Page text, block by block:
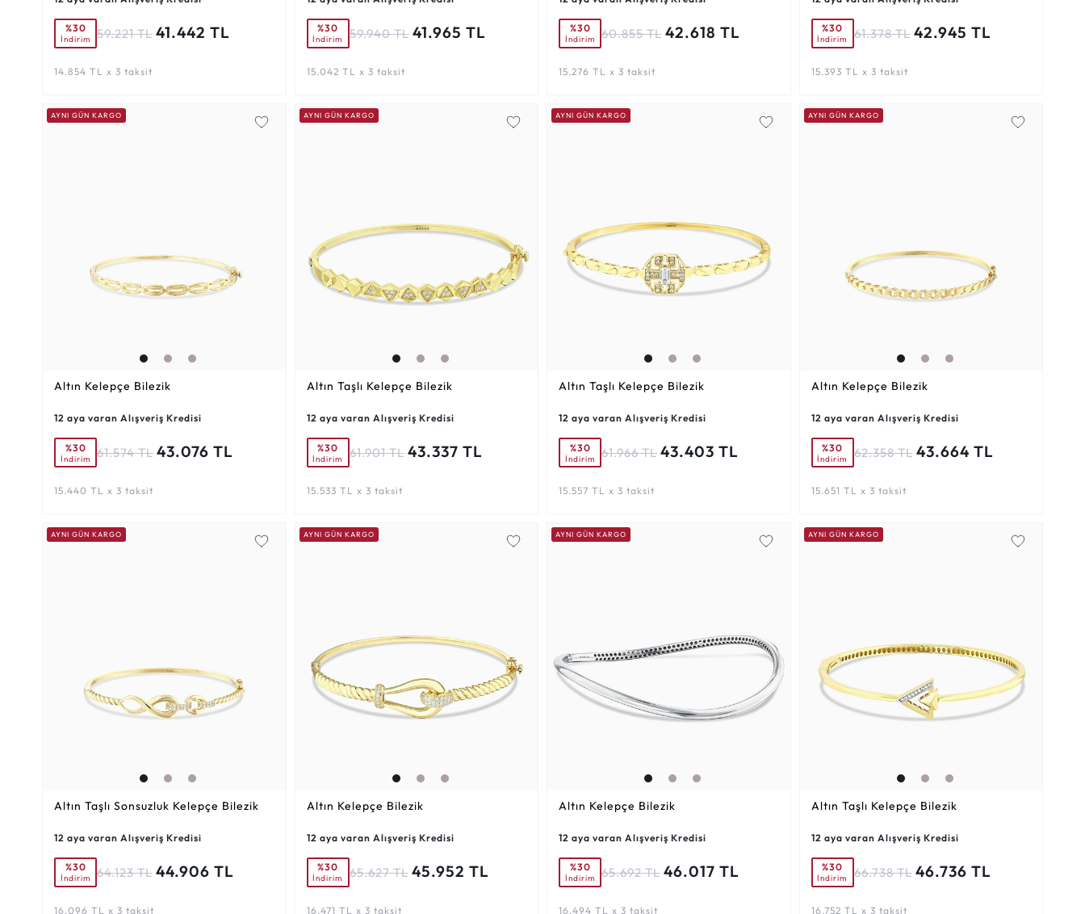
%30
İndirim 59.221 TL 41.442 TL
14.854 TL x 3 taksit
%30
İndirim 59.940 TL 41.965 TL
15.042 TL x 3 taksit
%30
İndirim 60.855 TL 42.618 TL
15.276 TL x 3 taksit
%30
İndirim 61.378 TL 42.945 TL
15.393 TL x 3 taksit
AYNI GÜN KARGO
Altın Kelepçe Bilezik
12 aya varan Alışveriş Kredisi
%30
İndirim 61.574 TL 43.076 TL
15.440 TL x 3 taksit
AYNI GÜN KARGO
Altın Taşlı Kelepçe Bilezik
12 aya varan Alışveriş Kredisi
%30
İndirim 61.901 TL 43.337 TL
15.533 TL x 3 taksit
AYNI GÜN KARGO
Altın Taşlı Kelepçe Bilezik
12 aya varan Alışveriş Kredisi
%30
İndirim 61.966 TL 43.403 TL
15.557 TL x 3 taksit
AYNI GÜN KARGO
Altın Kelepçe Bilezik
12 aya varan Alışveriş Kredisi
%30
İndirim 62.358 TL 43.664 TL
15.651 TL x 3 taksit
AYNI GÜN KARGO
Altın Taşlı Sonsuzluk Kelepçe Bilezik
12 aya varan Alışveriş Kredisi
%30
İndirim 64.123 TL 44.906 TL
16.096 TL x 3 taksit
AYNI GÜN KARGO
Altın Kelepçe Bilezik
12 aya varan Alışveriş Kredisi
%30
İndirim 65.627 TL 45.952 TL
16.471 TL x 3 taksit
AYNI GÜN KARGO
Altın Kelepçe Bilezik
12 aya varan Alışveriş Kredisi
%30
İndirim 65.692 TL 46.017 TL
16.494 TL x 3 taksit
AYNI GÜN KARGO
Altın Taşlı Kelepçe Bilezik
12 aya varan Alışveriş Kredisi
%30
İndirim 66.738 TL 46.736 TL
16.752 TL x 3 taksit